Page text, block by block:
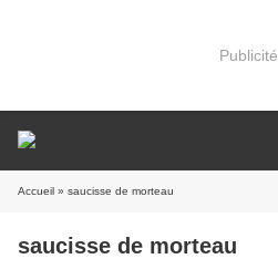
Publicité
Accueil » saucisse de morteau
saucisse de morteau